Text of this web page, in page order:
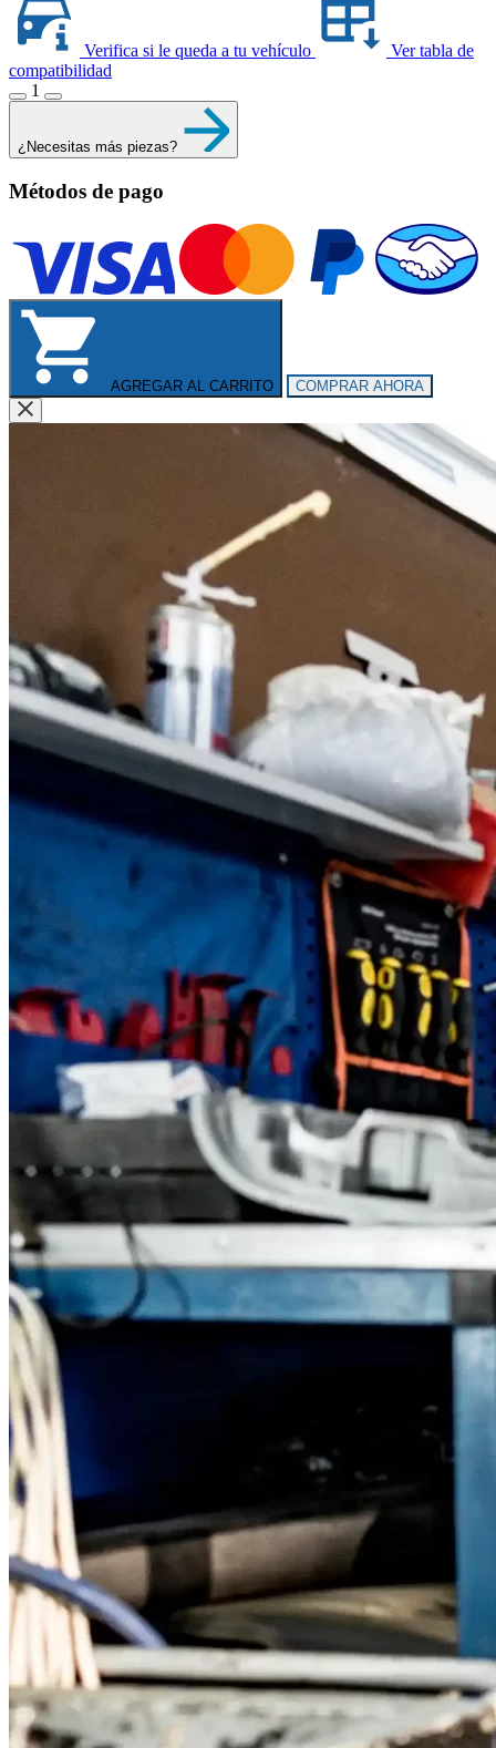
Verifica si le queda a tu vehículo
Ver tabla de
compatibilidad
1
¿Necesitas más piezas?
Métodos de pago
AGREGAR AL CARRITO COMPRAR AHORA